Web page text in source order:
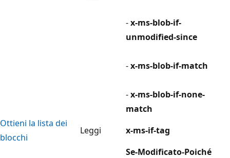
-x-ms-blob-if-
unmodified-since
-x-ms-blob-if-match
-x-ms-blob-if-none-
match
Ottieni la lista dei
blocchi
Leggi x-ms-if-tag
Se-Modificato-Poiché